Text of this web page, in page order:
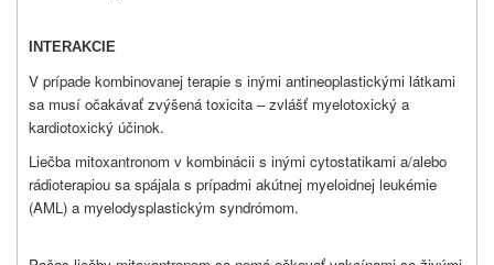
INTERAKCIE
V prípade kombinovanej terapie s inými antineoplastickými látkami
sa musí očakávať zvýšená toxicita – zvlášť myelotoxický a
kardiotoxický účinok.
Liečba mitoxantronom v kombinácii s inými cytostatikami a/alebo
rádioterapiou sa spájala s prípadmi akútnej myeloidnej leukémie
(AML) a myelodysplastickým syndrómom.